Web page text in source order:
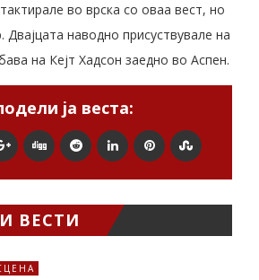
во врска со оваа вест, но
наводно присуствувале на
на Кејт Хадсон заедно во Аспен.
ја веста:
ВЕСТИ